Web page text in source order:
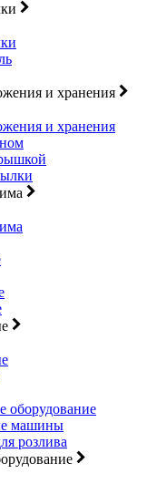
и хранения
и хранения
оборудование
машины
розлива